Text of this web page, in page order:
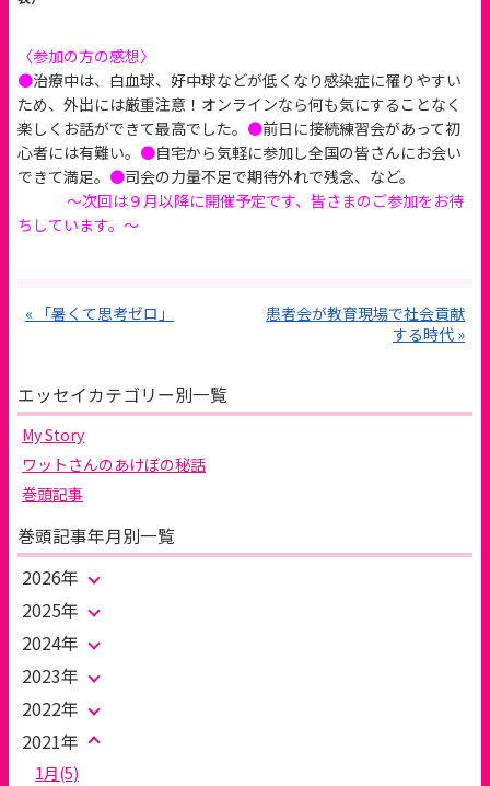
〈参加の方の感想〉
●治療中は、白血球、好中球などが低くなり感染症に罹りやすい
ため、外出には厳重注意！オンラインなら何も気にすることなく
楽しくお話ができて最高でした。 ●前日に接続練習会があって初
心者には有難い。 ●自宅から気軽に参加し全国の皆さんにお会い
できて満足。 ●司会の力量不足で期待外れで残念、など。
～次回は９月以降に開催予定です、皆さまのご参加をお待
ちしています。～
« 「暑くて思考ゼロ」
患者会が教育現場で社会貢献
する時代 »
エッセイカテゴリー別一覧
My Story
ワットさんのあけぼの秘話
巻頭記事
巻頭記事年月別一覧
2026年
2025年
2024年
2023年
2022年
2021年
1月(5)